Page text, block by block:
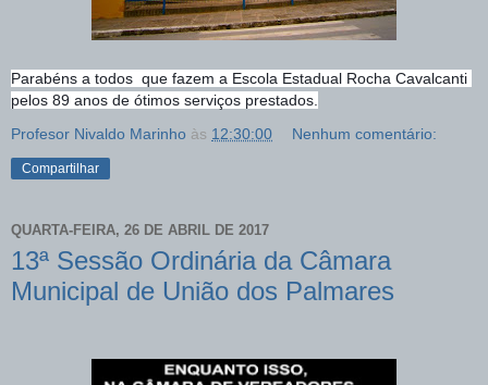
Parabéns a todos  que fazem a Escola Estadual Rocha Cavalcanti
pelos 89 anos de ótimos serviços prestados.
Profesor Nivaldo Marinho às 12:30:00 Nenhum comentário:
Compartilhar
QUARTA-FEIRA, 26 DE ABRIL DE 2017
13ª Sessão Ordinária da Câmara
Municipal de União dos Palmares